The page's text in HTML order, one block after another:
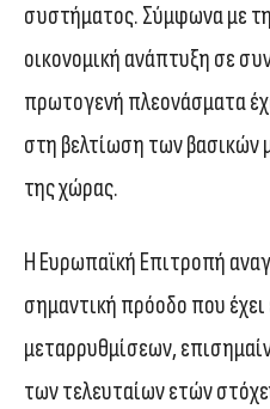
συστήματος. Σύμφωνα με
οικονομική ανάπτυξη σε
πρωτογενή πλεονάσματα
στη βελτίωση των βασικών
της χώρας.
Η Ευρωπαϊκή Επιτροπή
σημαντική πρόοδο που
μεταρρυθμίσεων,
των τελευταίων ετών